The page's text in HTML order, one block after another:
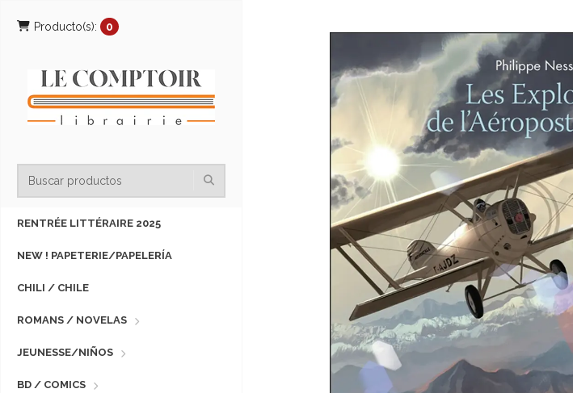
Producto(s): 0
RENTRÉE LITTÉRAIRE 2025
NEW ! PAPETERIE/PAPELERÍA
CHILI / CHILE
ROMANS / NOVELAS
JEUNESSE/NIÑOS
BD / COMICS